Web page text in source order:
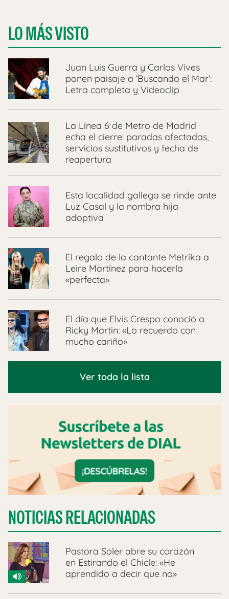
LO MÁS VISTO
Juan Luis Guerra y Carlos Vives
ponen paisaje a ‘Buscando el Mar’:
Letra completa y Videoclip
La Línea 6 de Metro de Madrid
echa el cierre: paradas afectadas,
servicios sustitutivos y fecha de
reapertura
Esta localidad gallega se rinde ante
Luz Casal y la nombra hija
adoptiva
El regalo de la cantante Metrika a
Leire Martínez para hacerla
«perfecta»
El día que Elvis Crespo conoció a
Ricky Martin: «Lo recuerdo con
mucho cariño»
Ver toda la lista
NOTICIAS RELACIONADAS
Pastora Soler abre su corazón
en Estirando el Chicle: «He
aprendido a decir que no»